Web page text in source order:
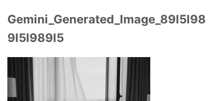
Gemini_Generated_Image_89l5l98
9l5l989l5